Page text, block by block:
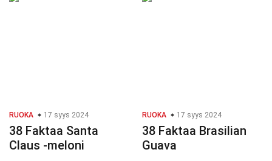
RUOKA 17 syys 2024
38 Faktaa Santa
Claus -meloni
RUOKA 17 syys 2024
38 Faktaa Brasilian
Guava